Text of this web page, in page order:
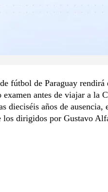
fútbol de Paraguay rendirá
antes de viajar a la
dieciséis años de ausencia,
los dirigidos por Gustavo